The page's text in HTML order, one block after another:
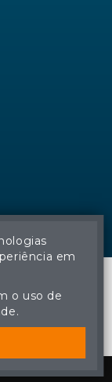
reservados
deste site
em lei.
em
o uso de